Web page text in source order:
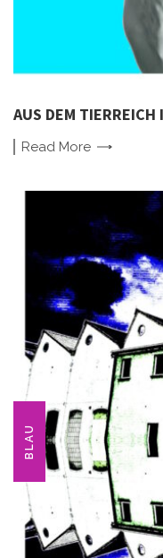
AUS DEM
Read More
BLAU